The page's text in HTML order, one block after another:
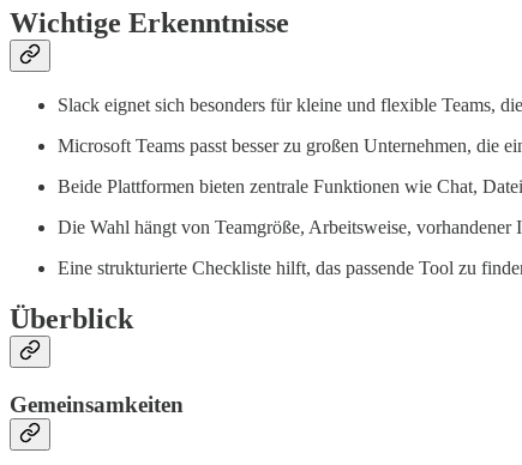
Wichtige Erkenntnisse
Slack eignet sich besonders für kleine und flexible Teams,
Microsoft Teams passt besser zu großen Unternehmen, die
Beide Plattformen bieten zentrale Funktionen wie Chat,
Die Wahl hängt von Teamgröße, Arbeitsweise,
Eine strukturierte Checkliste hilft, das passende Tool zu
Überblick
Gemeinsamkeiten